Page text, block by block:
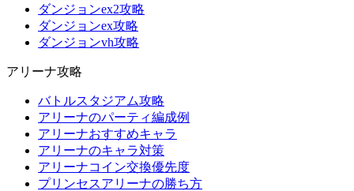
ダンジョンex2攻略
ダンジョンex攻略
ダンジョンvh攻略
アリーナ攻略
バトルスタジアム攻略
アリーナのパーティ編成例
アリーナおすすめキャラ
アリーナのキャラ対策
アリーナコイン交換優先度
プリンセスアリーナの勝ち方